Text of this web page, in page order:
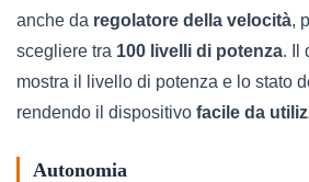
anche da regolatore della velocità,
scegliere tra 100 livelli di potenza. Il
mostra il livello di potenza e lo stato
rendendo il dispositivo facile da
Autonomia